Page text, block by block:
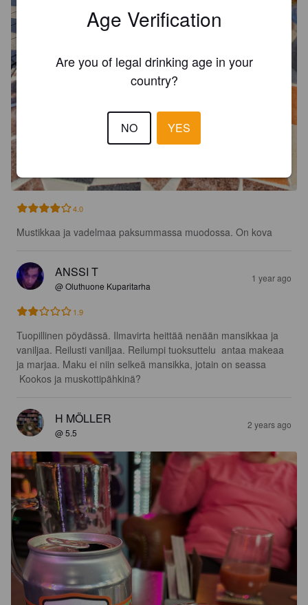
4.0
Mustikkaa ja vadelmaa paksummassa muodossa. On kova
ANSSI T
@ Oluthuone Kuparitarha
1 year ago
1.9
Tuopillinen pöydässä. Ilmavirta heittää nenään mansikkaa ja
vaniljaa. Reilusti vaniljaa. Reilumpi tuoksuttelu  antaa makeaa
ja marjaa. Maku ei niin selkeä mansikka, jotain on seassa
Kookos ja muskottipähkinä?
H MÖLLER
@ 5.5
2 years ago
Age Verification
Are you of legal drinking age in your
country?
NO YES